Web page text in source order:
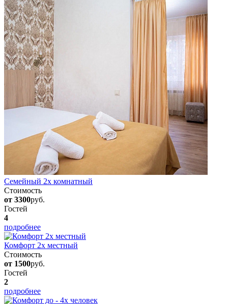
Семейный 2х комнатный
Стоимость
от 3300руб.
Гостей
4
подробнее
Комфорт 2х местный
Стоимость
от 1500руб.
Гостей
2
подробнее